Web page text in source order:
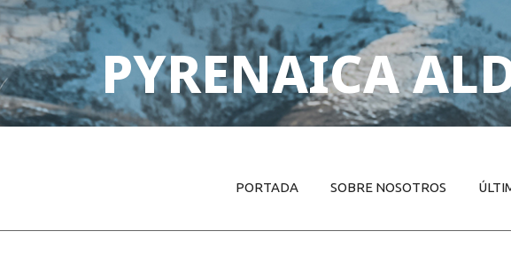
PYRENAICA
PORTADA SOBRE NOSOTROS